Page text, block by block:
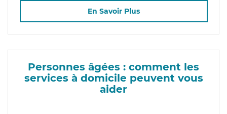
En Savoir Plus
Personnes âgées : comment les
services à domicile peuvent vous
aider